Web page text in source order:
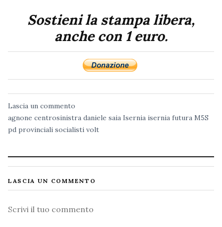
Sostieni la stampa libera,
anche con 1 euro.
Lascia un commento
agnone centrosinistra daniele saia Isernia isernia futura M5S
pd provinciali socialisti volt
LASCIA UN COMMENTO
Commento